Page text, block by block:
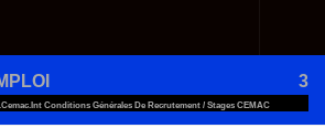
3
Conditions Générales De Recrutement / Stages CEMAC